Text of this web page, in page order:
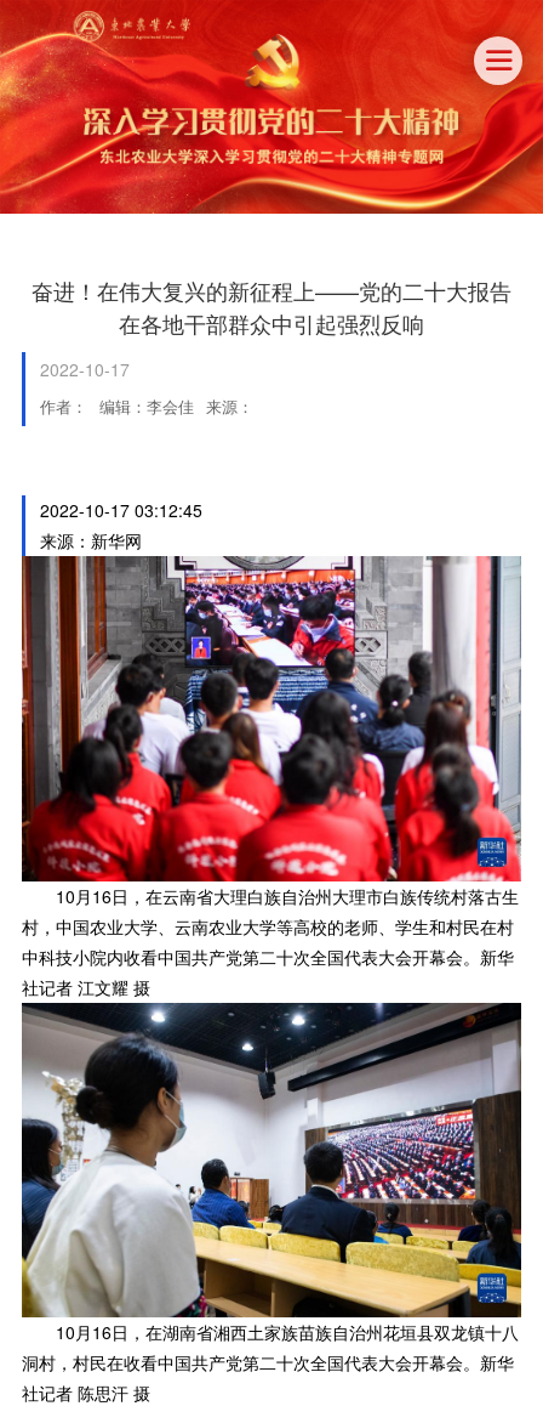

奋进！在伟大复兴的新征程上——党的二十大报告
在各地干部群众中引起强烈反响
2022-10-17
作者： 编辑：李会佳 来源：
2022-10-17 03:12:45
来源：新华网
10月16日，在云南省大理白族自治州大理市白族传统村落古生
村，中国农业大学、云南农业大学等高校的老师、学生和村民在村
中科技小院内收看中国共产党第二十次全国代表大会开幕会。新华
社记者 江文耀 摄
10月16日，在湖南省湘西土家族苗族自治州花垣县双龙镇十八
洞村，村民在收看中国共产党第二十次全国代表大会开幕会。新华
社记者 陈思汗 摄